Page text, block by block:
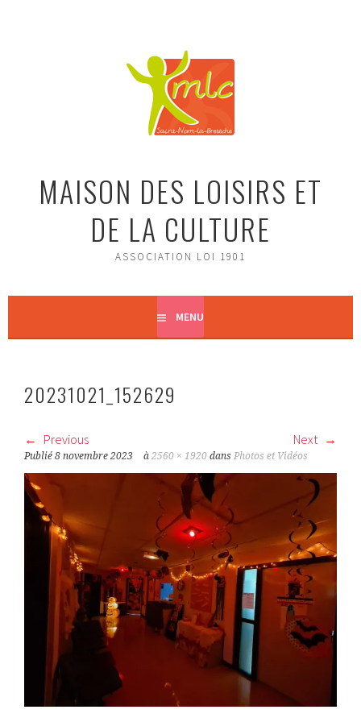
MAISON DES LOISIRS ET
DE LA CULTURE
ASSOCIATION LOI 1901
MENU
20231021_152629
Previous Next
Publié8 novembre 2023 à2560 × 1920 dansPhotos et Vidéos